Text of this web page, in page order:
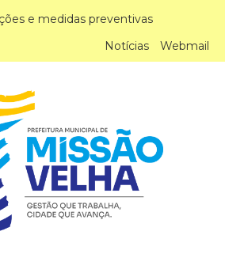
e medidas preventivas
Notícias
Webmail